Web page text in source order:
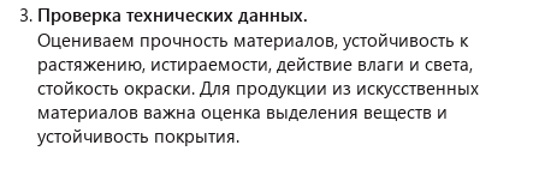
Проверка технических данных.
Оцениваем прочность материалов, устойчивость к
растяжению, истираемости, действие влаги и света,
стойкость окраски. Для продукции из искусственных
материалов важна оценка выделения веществ и
устойчивость покрытия.